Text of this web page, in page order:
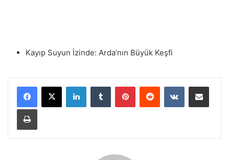
Kayıp Suyun İzinde: Arda’nın Büyük Keşfi
LinkedInTumblr PinterestReddit VKontakteE-Posta ile paylaş
Yazdır